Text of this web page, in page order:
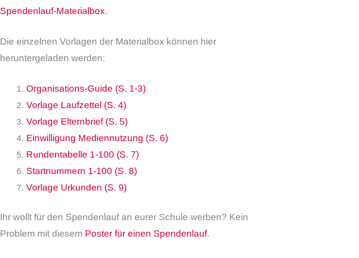
Spendenlauf-Materialbox.
Die einzelnen Vorlagen der Materialbox können hier
heruntergeladen werden:
Organisations-Guide (S. 1-3)
Vorlage Laufzettel (S. 4)
Vorlage Elternbrief (S. 5)
Einwilligung Mediennutzung (S. 6)
Rundentabelle 1-100 (S. 7)
Startnummern 1-100 (S. 8)
Vorlage Urkunden (S. 9)
Ihr wollt für den Spendenlauf an eurer Schule werben? Kein
Problem mit diesem Poster für einen Spendenlauf.